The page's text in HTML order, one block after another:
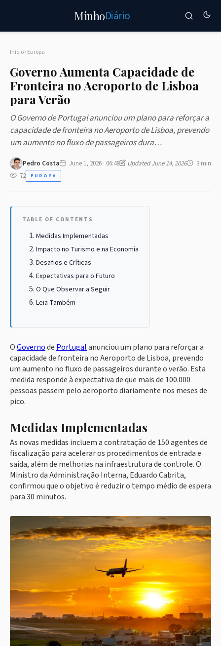
MinhoDiário
Início›Europa
Governo Aumenta Capacidade de
Fronteira no Aeroporto de Lisboa
para Verão
O Governo de Portugal anunciou um plano para reforçar a
capacidade de fronteira no Aeroporto de Lisboa, prevendo
um aumento no fluxo de passageiros dura…
Pedro Costa June 1, 2026 · 06:48 Updated June 14, 2026
3 min
72
EUROPA
TABLE OF CONTENTS
Medidas Implementadas
Impacto no Turismo e na Economia
Desafios e Críticas
Expectativas para o Futuro
O Que Observar a Seguir
Leia Também
OGovernode Portugalanunciou um plano para reforçar a
capacidade de fronteira no Aeroporto de Lisboa, prevendo
um aumento no fluxo de passageiros durante o verão. Esta
medida responde à expectativa de que mais de 100.000
pessoas passem pelo aeroporto diariamente nos meses de
pico.
Medidas Implementadas
As novas medidas incluem a contratação de 150 agentes de
fiscalização para acelerar os procedimentos de entrada e
saída, além de melhorias na infraestrutura de controle. O
Ministro da Administração Interna, Eduardo Cabrita,
confirmou que o objetivo é reduzir o tempo médio de espera
para 30 minutos.